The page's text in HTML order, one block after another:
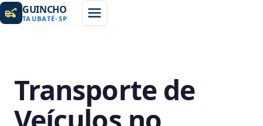
GUINCHO
TAUBATÉ-SP
Transporte de